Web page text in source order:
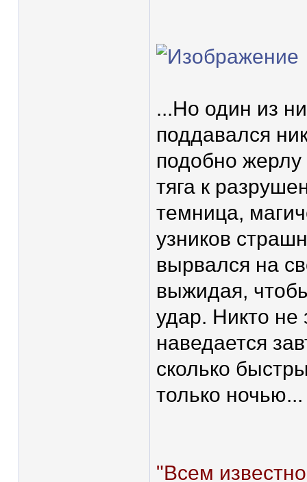
...Но один из
поддавался
подобно жерлу
тяга к
темница,
узников
вырвался на
выжидая,
удар. Никто не
наведается
сколько
только ночью...
"Всем